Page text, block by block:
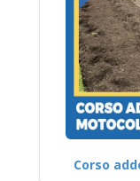
Corso